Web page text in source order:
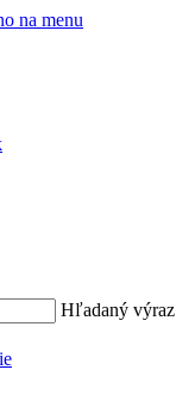
na menu
Hľadaný výraz